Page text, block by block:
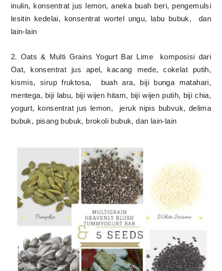
inulin, konsentrat jus lemon, aneka buah beri, pengemulsi
lesitin kedelai, konsentrat wortel ungu, labu bubuk,
dan
lain-lain
2. Oats & Multi Grains Yogurt Bar Lime
komposisi dari
Oat, konsentrat jus apel, kacang mede, cokelat putih,
kismis, sirup fruktosa,
buah ara, biji bunga matahari,
mentega, biji labu, biji wijen hitam, biji wijen putih, biji chia,
yogurt, konsentrat jus lemon,
jeruk nipis bubvuk, delima
bubuk, pisang bubuk, brokoli bubuk, dan lain-lain